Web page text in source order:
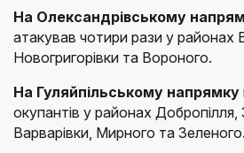
На Олександрівському
атакував чотири рази у районах
Новогригорівки та Вороного.
На Гуляйпільському напрямку
окупантів у районах Добропілля,
Варварівки, Мирного та Зеленого.